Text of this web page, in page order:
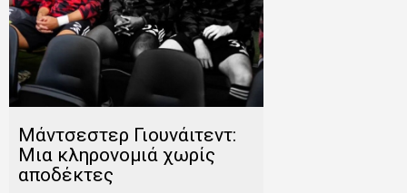
Μάντσεστερ Γιουνάιτεντ:
Μια κληρονομιά χωρίς
αποδέκτες